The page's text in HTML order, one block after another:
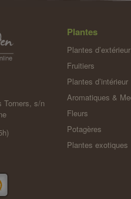
Torners, s/n
Plantes
Plantes d’extérieur
Fruitiers
Plantes d’intérieur
Aromatiques &
Fleurs
Potagères
Plantes exotiques